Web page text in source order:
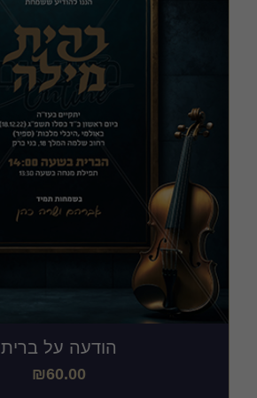
הודעה על ברית
₪60.00